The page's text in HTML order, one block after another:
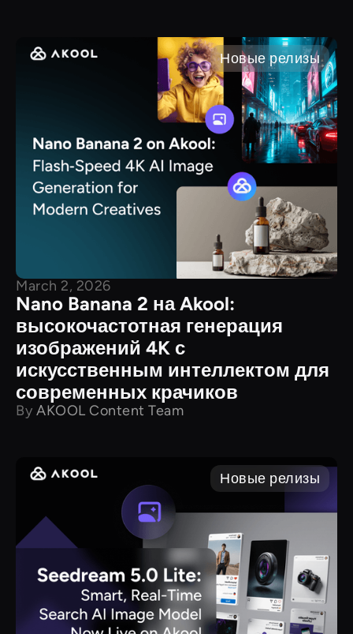
Новые релизы
March 2, 2026
Nano Banana 2 на Akool:
высокочастотная генерация
изображений 4K с
искусственным интеллектом для
современных крачиков
By AKOOL Content Team
Новые релизы